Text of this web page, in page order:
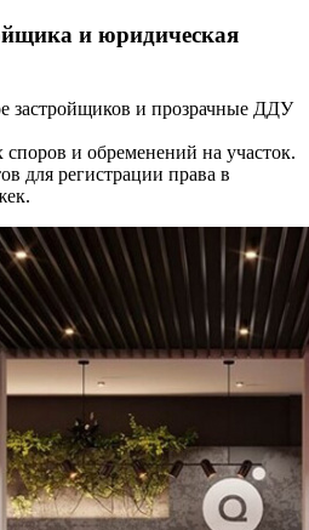
и юридическая
застройщиков и прозрачные ДДУ
споров и обременений на участок.
для регистрации права в